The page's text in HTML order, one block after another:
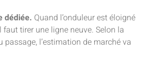
dédiée. Quand l’onduleur est éloigné
tirer une ligne neuve. Selon la
passage, l’estimation de marché va